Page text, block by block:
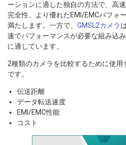
ーションに適した独自の方法で、高
完全性、より優れたEMI/EMCパフォ
満たします。一方で、 GMSL2カメラ
速でパフォーマンスが必要な組み込
に適しています。
2種類のカメラを比較するために使用
です。
伝送距離
データ転送速度
EMI/EMC性能
コスト